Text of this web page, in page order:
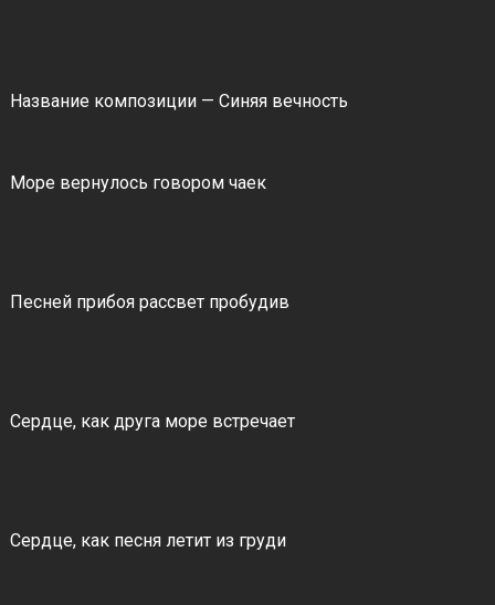
Название композиции — Синяя вечность
Море вернулось говором чаек
Песней прибоя рассвет пробудив
Сердце, как друга море встречает
Сердце, как песня летит из груди